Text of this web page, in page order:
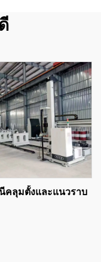
คลุมตั้งและแนวราบ